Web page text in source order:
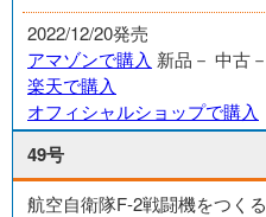
2022/12/20発売
アマゾンで購入 新品－ 中古－
楽天で購入
オフィシャルショップで購入
49号
航空自衛隊F-2戦闘機をつくる